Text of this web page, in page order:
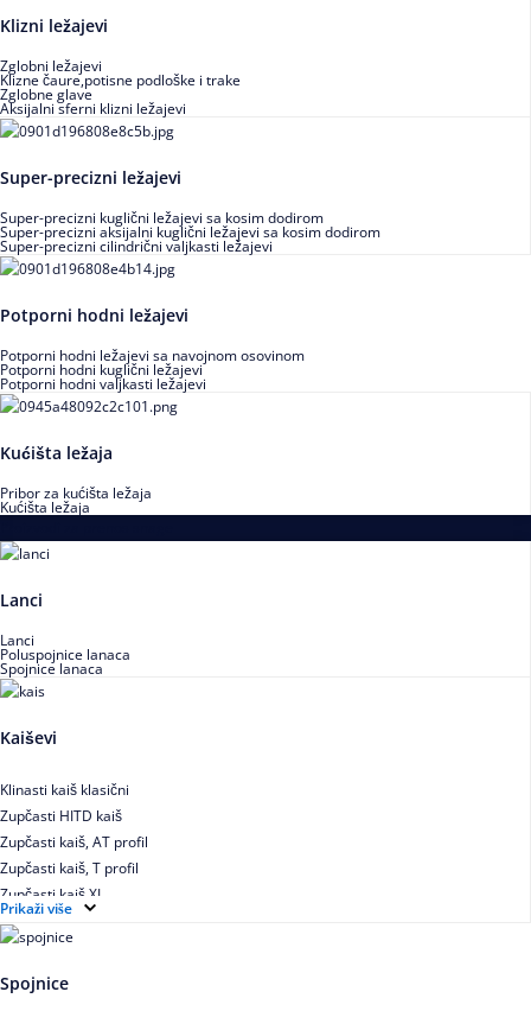
Klizni ležajevi
Zglobni ležajevi
Klizne čaure,potisne podloške i trake
Zglobne glave
Aksijalni sferni klizni ležajevi
Super-precizni ležajevi
Super-precizni kuglični ležajevi sa kosim dodirom
Super-precizni aksijalni kuglični ležajevi sa kosim dodirom
Super-precizni cilindrični valjkasti ležajevi
Potporni hodni ležajevi
Potporni hodni ležajevi sa navojnom osovinom
Potporni hodni kuglični ležajevi
Potporni hodni valjkasti ležajevi
Kućišta ležaja
Pribor za kućišta ležaja
Kućišta ležaja
Lanci
Lanci
Poluspojnice lanaca
Spojnice lanaca
Kaiševi
Klinasti kaiš klasični
Zupčasti HITD kaiš
Zupčasti kaiš, AT profil
Zupčasti kaiš, T profil
Zupčasti kaiš XL
Zupčasti STD kaiš
Uskoprofilno klinasto remenje
Uskoprofilno klinasto remenje spojeno
Uskoprofilno klinasto remenje XP extra power
Prikaži više
Spojnice